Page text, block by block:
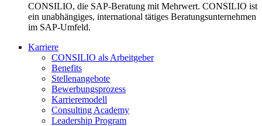
CONSILIO, die SAP-Beratung mit Mehrwert. CONSILIO ist
ein unabhängiges, international tätiges Beratungsunternehmen
im SAP-Umfeld.
Karriere
CONSILIO als Arbeitgeber
Benefits
Stellenangebote
Bewerbungsprozess
Karrieremodell
Consulting Academy
Leadership Program